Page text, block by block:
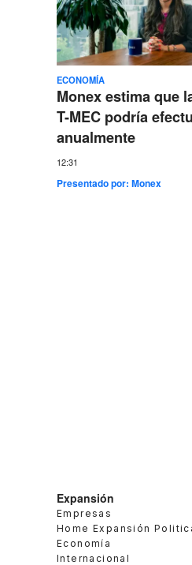
ECONOMÍA
Monex estima que
T-MEC podría
anualmente
12:31
Presentado por:Monex
Expansión
Empresas
Home Expansión
Economía
Internacional